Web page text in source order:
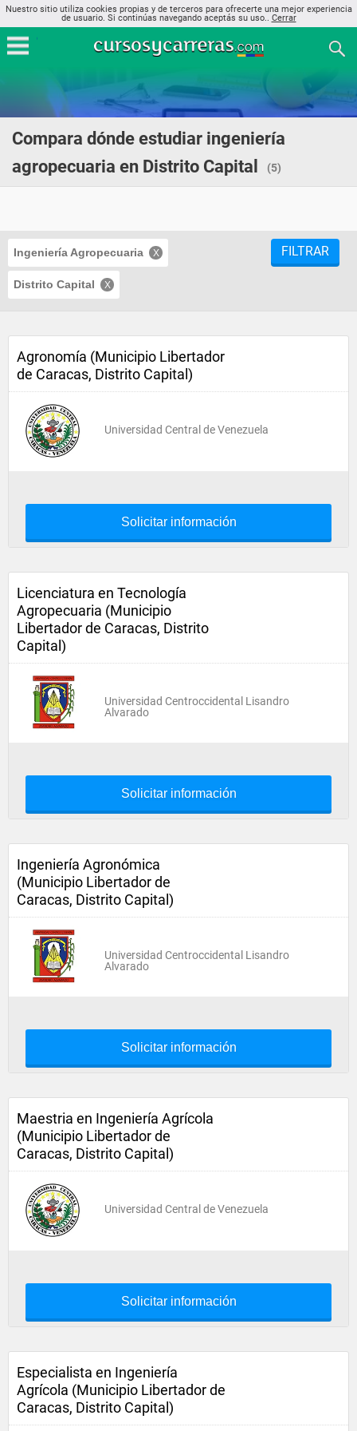
Nuestro sitio utiliza cookies propias y de terceros para ofrecerte una mejor experiencia
de usuario. Si continúas navegando aceptás su uso.. Cerrar
Compara dónde estudiar ingeniería
agropecuaria en Distrito Capital
(5)
Ingeniería Agropecuaria
Distrito Capital
FILTRAR
Agronomía (Municipio Libertador
de Caracas, Distrito Capital)
Universidad Central de Venezuela
Solicitar información
Licenciatura en Tecnología
Agropecuaria (Municipio
Libertador de Caracas, Distrito
Capital)
Universidad Centroccidental Lisandro
Alvarado
Solicitar información
Ingeniería Agronómica
(Municipio Libertador de
Caracas, Distrito Capital)
Universidad Centroccidental Lisandro
Alvarado
Solicitar información
Maestria en Ingeniería Agrícola
(Municipio Libertador de
Caracas, Distrito Capital)
Universidad Central de Venezuela
Solicitar información
Especialista en Ingeniería
Agrícola (Municipio Libertador de
Caracas, Distrito Capital)